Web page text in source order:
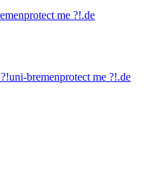
protect me ?!.de
uni-bremenprotect me ?!.de